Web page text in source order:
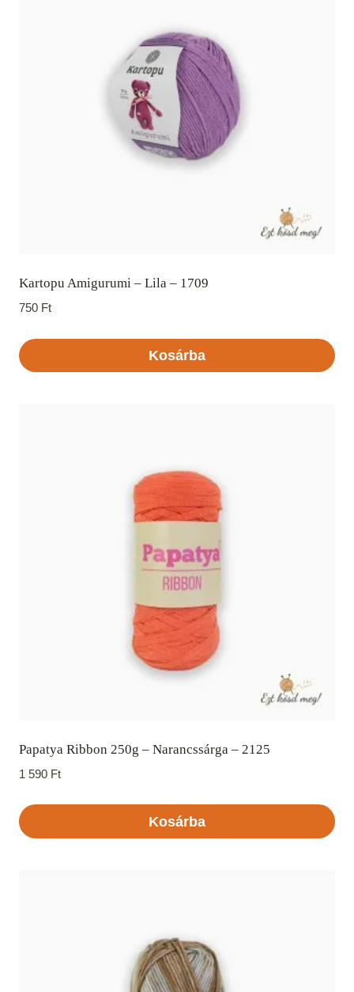
Kartopu Amigurumi – Lila – 1709
750 Ft
Kosárba
Papatya Ribbon 250g – Narancssárga – 2125
1 590 Ft
Kosárba